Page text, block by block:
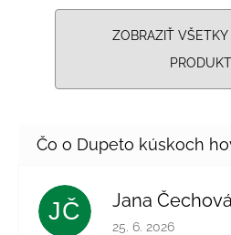
ZOBRAZIŤ VŠETKY
JČ Jana Čechová
Hodnotenie
25. 6. 2026